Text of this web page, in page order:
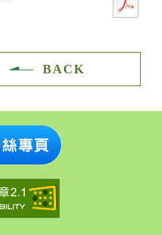
BACK